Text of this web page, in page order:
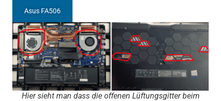
Asus FA506
Hier sieht man dass die offenen Lüftungsgitter beim